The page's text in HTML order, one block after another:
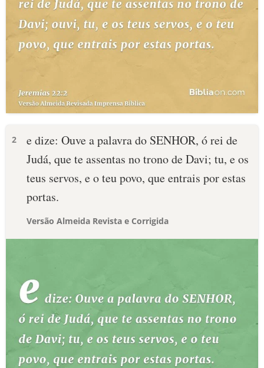
2
e dize: Ouve a palavra do SENHOR, ó rei de
Judá, que te assentas no trono de Davi; tu, e os
teus servos, e o teu povo, que entrais por estas
portas.
Versão Almeida Revista e Corrigida